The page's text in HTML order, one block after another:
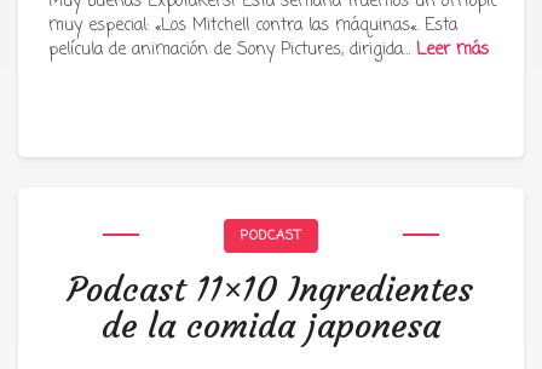
muy especial: «Los Mitchell contra las máquinas«. Esta
película de animación de Sony Pictures, dirigida… Leer más
PODCAST
Podcast 11×10 Ingredientes
de la comida japonesa